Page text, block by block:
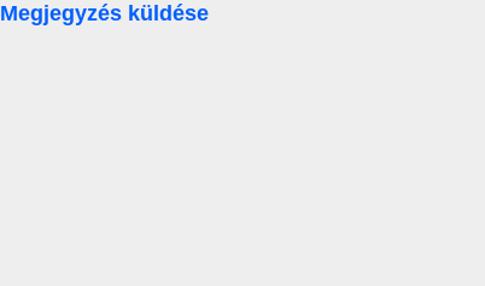
Megjegyzés küldése